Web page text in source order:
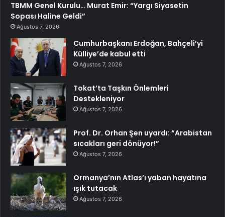
TBMM Genel Kurulu… Murat Emir: “Yargı Siyasetin
Sopası Haline Geldi”
Ağustos 7, 2026
Cumhurbaşkanı Erdoğan, Bahçeli’yi
Külliye’de kabul etti
Ağustos 7, 2026
Tokat’ta Taşkın Önlemleri
Destekleniyor
Ağustos 7, 2026
Prof. Dr. Orhan Şen uyardı: “Arabistan
sıcakları geri dönüyor!”
Ağustos 7, 2026
Ormanya’nın Atlas’ı yaban hayatına
ışık tutacak
Ağustos 7, 2026